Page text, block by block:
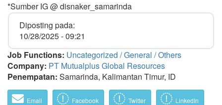
*Sumber IG @ disnaker_samarinda
Diposting pada:
10/28/2025 - 09:21
Job Functions: Uncategorized / General / Others
Company: PT Mutualplus Global Resources
Penempatan: Samarinda, Kalimantan Timur, ID
Email Facebook Twitter LinkedIn